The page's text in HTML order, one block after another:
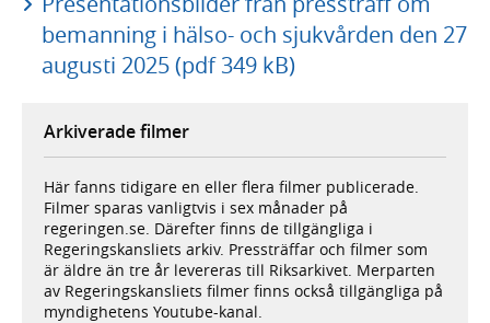
bemanning i hälso- och sjukvården den 27
augusti 2025 (pdf 349 kB)
Arkiverade filmer
Här fanns tidigare en eller flera filmer publicerade.
Filmer sparas vanligtvis i sex månader på
regeringen.se. Därefter finns de tillgängliga i
Regeringskansliets arkiv. Pressträffar och filmer som
är äldre än tre år levereras till Riksarkivet. Merparten
av Regeringskansliets filmer finns också tillgängliga på
myndighetens Youtube-kanal.